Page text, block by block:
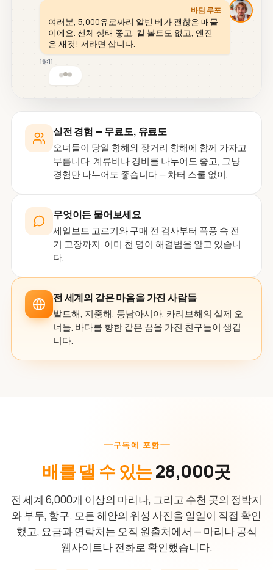
바딤 루포
여러분, 5,000유로짜리 알빈 베가 괜찮은 매물
이에요. 선체 상태 좋고, 킬 볼트도 없고, 엔진
은 새것! 저라면 삽니다.
16:11
실전 경험 — 무료도, 유료도
오너들이 당일 항해와 장거리 항해에 함께 가자고
부릅니다. 계류비나 경비를 나누어도 좋고, 그냥
경험만 나누어도 좋습니다 — 차터 스쿨 없이.
무엇이든 물어보세요
세일보트 고르기와 구매 전 검사부터 폭풍 속 전
기 고장까지. 이미 천 명이 해결법을 알고 있습니
다.
전 세계의 같은 마음을 가진 사람들
발트해, 지중해, 동남아시아, 카리브해의 실제 오
너들. 바다를 향한 같은 꿈을 가진 친구들이 생깁
니다.
구독에 포함
배를 댈 수 있는28,000곳
전 세계 6,000개 이상의 마리나, 그리고 수천 곳의 정박지
와 부두, 항구. 모든 해안의 위성 사진을 일일이 직접 확인
했고, 요금과 연락처는 오직 원출처에서 — 마리나 공식
웹사이트나 전화로 확인했습니다.